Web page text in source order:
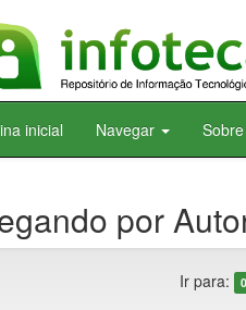
inicial Navegar Sobre
por
Ir para: